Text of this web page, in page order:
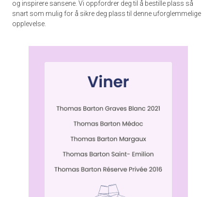
og inspirere sansene. Vi oppfordrer deg til å bestille plass så
snart som mulig for å sikre deg plass til denne uforglemmelige
opplevelse.